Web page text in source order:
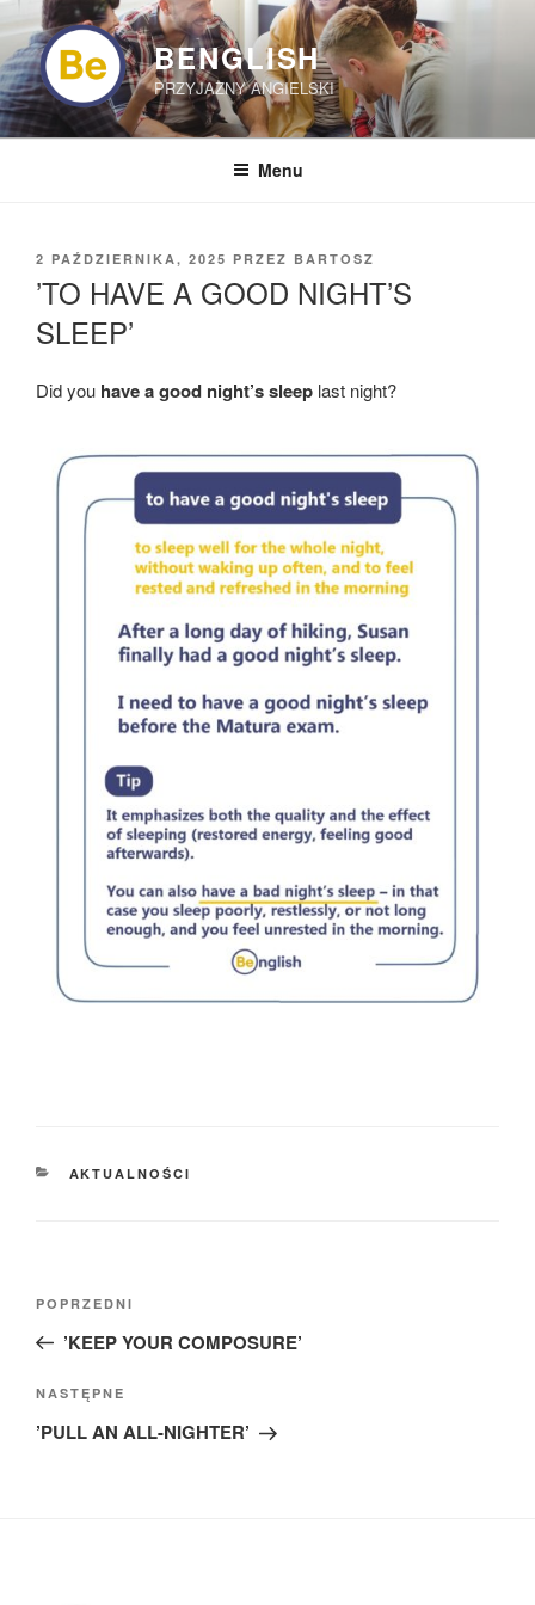
Przejdź
do
treści
BENGLISH
PRZYJAZNY ANGIELSKI
Menu
OPUBLIKOWANE
2 PAŹDZIERNIKA, 2025 PRZEZ BARTOSZ
’TO HAVE A GOOD NIGHT’S
SLEEP’
Did you have a good night’s sleep last night?
KATEGORIE
AKTUALNOŚCI
Poprzedni
wpis
POPRZEDNI
’KEEP YOUR COMPOSURE’
Następny
wpis
NASTĘPNE
’PULL AN ALL-NIGHTER’